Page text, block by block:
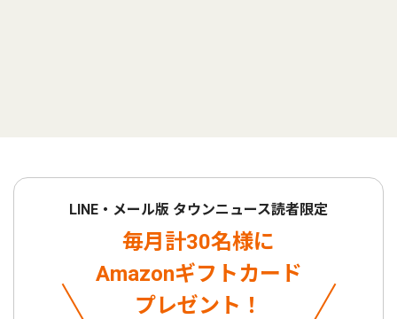
LINE・メール版 タウンニュース読者限定
毎月計30名様に
Amazonギフトカード
プレゼント！